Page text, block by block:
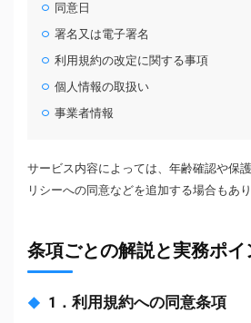
同意日
署名又は電子署名
利用規約の改定に関する事項
個人情報の取扱い
事業者情報
サービス内容によっては、年齢確認や保
リシーへの同意などを追加する場合もあり
条項ごとの解説と実務ポイ
1．利用規約への同意条項